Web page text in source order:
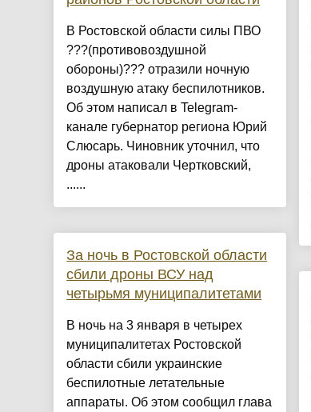
В Ростовской области силы ПВО
???(противовоздушной
обороны)??? отразили ночную
воздушную атаку беспилотников.
Об этом написал в Telegram-
канале губернатор региона Юрий
Слюсарь. Чиновник уточнил, что
дроны атаковали Чертковский,
......
За ночь в Ростовской области
сбили дроны ВСУ над
четырьмя муниципалитетами
В ночь на 3 января в четырех
муниципалитетах Ростовской
области сбили украинские
беспилотные летательные
аппараты. Об этом сообщил глава